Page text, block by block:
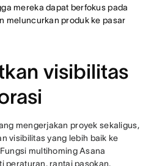
mereka dapat berfokus pada
meluncurkan produk ke pasar
visibilitas
mengerjakan proyek sekaligus,
visibilitas yang lebih baik ke
multihoming Asana
peraturan, rantai pasokan,